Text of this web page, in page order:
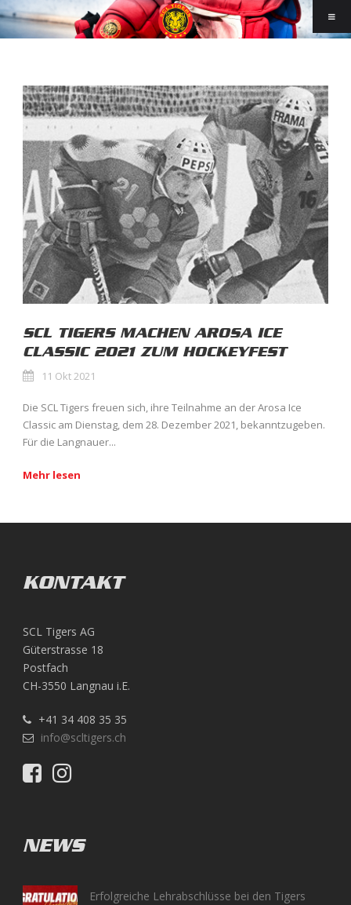
SCL TIGERS MACHEN AROSA ICE
CLASSIC 2021 ZUM HOCKEYFEST
11 Okt 2021
Die SCL Tigers freuen sich, ihre Teilnahme an der Arosa Ice
Classic am Dienstag, dem 28. Dezember 2021, bekanntzugeben.
Für die Langnauer...
Mehr lesen
KONTAKT
SCL Tigers AG
Güterstrasse 18
Postfach
CH-3550 Langnau i.E.
+41 34 408 35 35
info@scltigers.ch
NEWS
Erfolgreiche Lehrabschlüsse bei den Tigers